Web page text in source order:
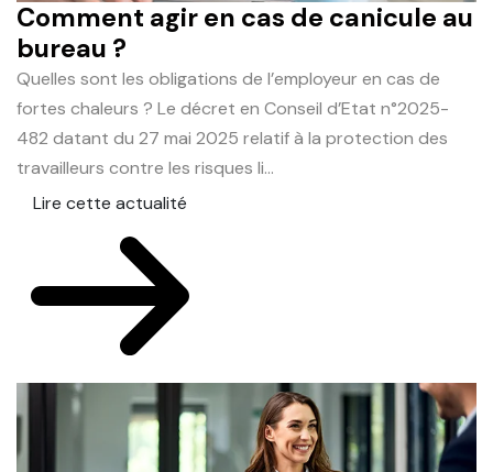
Comment agir en cas de canicule au
bureau ?
Quelles sont les obligations de l’employeur en cas de
fortes chaleurs ? Le décret en Conseil d’Etat n°2025-
482 datant du 27 mai 2025 relatif à la protection des
travailleurs contre les risques li...
Lire cette actualité